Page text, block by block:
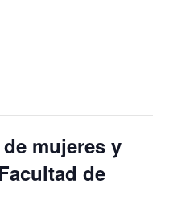
mujeres y
de